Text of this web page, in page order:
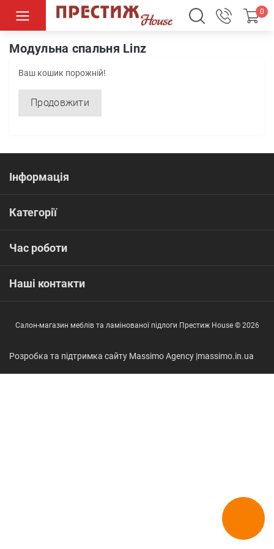
0
Спальні Модульні спальні Модульна спальня Linz
Модульна спальня Linz
Ваш кошик порожній!
Продовжити
Інформація
Категорії
Час роботи
Наші контакти
Салон-магазин меблів та ламінованої підлоги Престиж House © 2026
Розробка та підтримка сайту Massimo Agency |massimo.in.ua